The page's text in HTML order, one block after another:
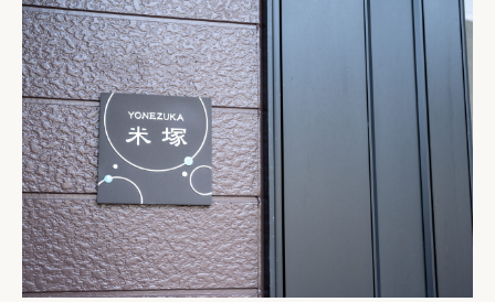
郵
便
ポ
ス
ト
の
サ
イ
ズ・
高
さ・
投
函
口
の
目
もっと読む »